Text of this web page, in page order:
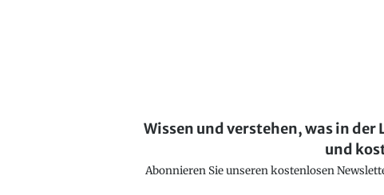
Wissen und verstehen, was in
und
Abonnieren Sie unseren kostenlosen